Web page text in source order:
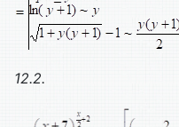
12.2.